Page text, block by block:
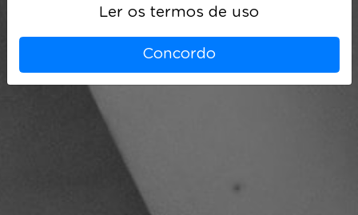
Ler os termos de uso
Concordo